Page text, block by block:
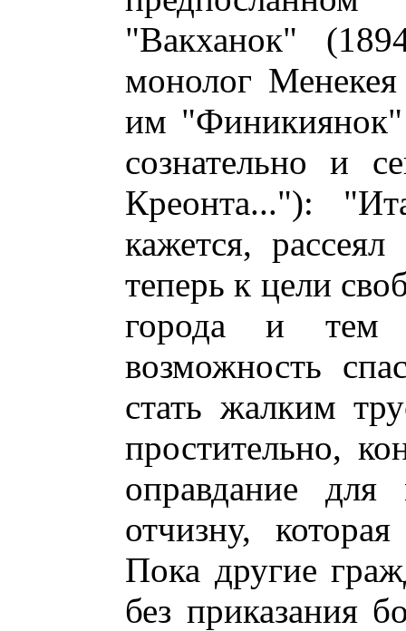
"Вакханок"
монолог
им "Финикиянок"
сознательно и
Креонта..."):
кажется,
теперь к цели
города и тем
возможность
стать жалким
простительно,
оправдание
отчизну,
Пока другие
без приказания